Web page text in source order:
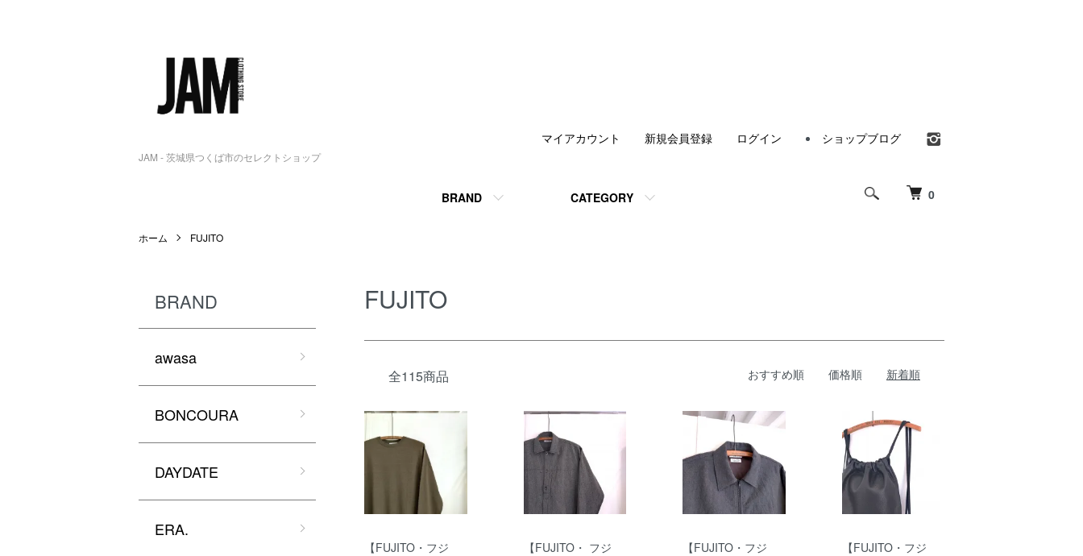
JAM - 茨城県つくば市のセレクトショップ
0
BRAND CATEGORY
マイアカウント 新規会員登録 ログイン ショップブログ
ホーム FUJITO
FUJITO
全115商品 おすすめ順 価格順 新着順
【FUJITO・フジ
【FUJITO・ フジ
【FUJITO・フジ
【FUJITO・フジ
BRAND
awasa
BONCOURA
DAYDATE
ERA.